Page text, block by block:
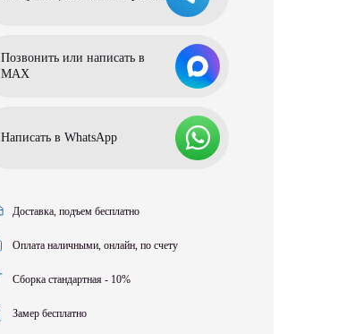
Позвонить или написать в
МАХ
Написать в WhatsApp
Доставка, подъем бесплатно
Оплата наличными, онлайн, по счету
Сборка стандартная - 10%
Замер бесплатно